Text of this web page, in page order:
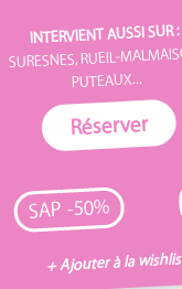
INTERVIENT AUSSI SUR :
SURESNES, RUEIL-
PUTEAUX...
Réserver
SAP -50%
+ Ajouter à la